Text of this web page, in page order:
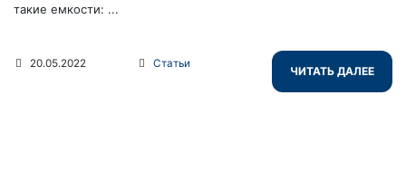
такие емкости: ...
20.05.2022 Статьи
ЧИТАТЬ ДАЛЕЕ